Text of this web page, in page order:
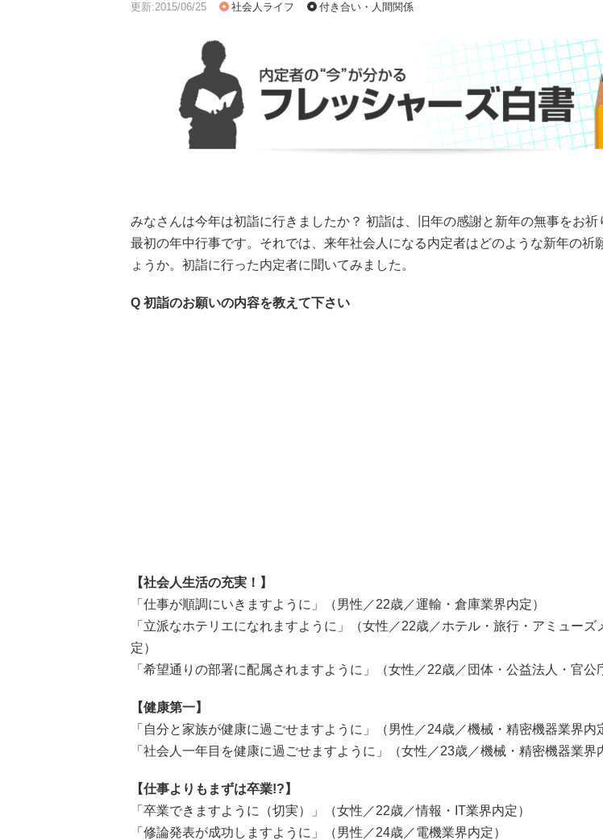
更新:2015/06/25 社会人ライフ 付き合い・人間関係
みなさんは今年は初詣に行きましたか？ 初詣は、旧年の感謝と新年の無事をお祈
最初の年中行事です。それでは、来年社会人になる内定者はどのような新年の祈
ょうか。初詣に行った内定者に聞いてみました。
Q 初詣のお願いの内容を教えて下さい
【社会人生活の充実！】
「仕事が順調にいきますように」（男性／22歳／運輸・倉庫業界内定）
「立派なホテリエになれますように」（女性／22歳／ホテル・旅行・アミューズ
定）
「希望通りの部署に配属されますように」（女性／22歳／団体・公益法人・官公
【健康第一】
「自分と家族が健康に過ごせますように」（男性／24歳／機械・精密機器業界内
「社会人一年目を健康に過ごせますように」（女性／23歳／機械・精密機器業界
【仕事よりもまずは卒業!?】
「卒業できますように（切実）」（女性／22歳／情報・IT業界内定）
「修論発表が成功しますように」（男性／24歳／電機業界内定）